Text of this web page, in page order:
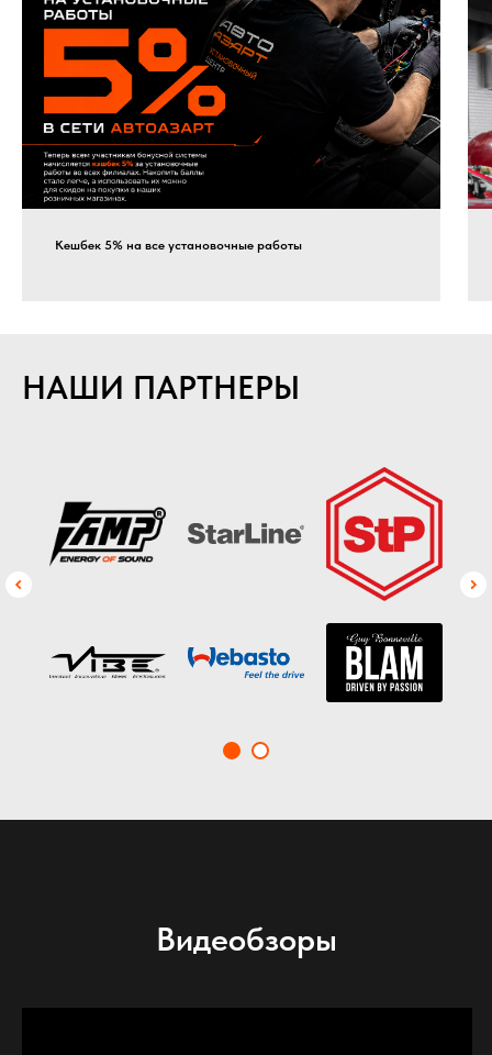
Кешбек 5% на все установочные работы
НАШИ ПАРТНЕРЫ
Видеобзоры